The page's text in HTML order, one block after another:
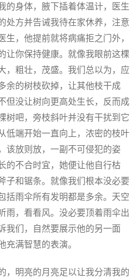
的身体，腋下插着体温计，医生
处方并告诫我待在家休养，注意
，他提前就将病痛拒之门外，
让你保持健康。就像我眼前这棵
，粗壮，茂盛。我们总以为，应
余的树枝砍掉，让其他枝干成
但没让树向更高处生长，反而成
树吧，旁枝斜叶并没有干扰到它
低端开始一直向上，浓密的枝叶
该放则放，一副不可侵犯的姿
的不合时宜，她便让他自行枯
子和锯条。就像我们根本没必要
括雨伞所有发明都是多余。天空
雨，看看风。没必要顶着雨伞出
我们，自然要展示他的另一面
满智慧的表演。
，明亮的月亮足以让我分清我的